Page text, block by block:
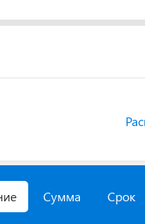
Сумма Срок